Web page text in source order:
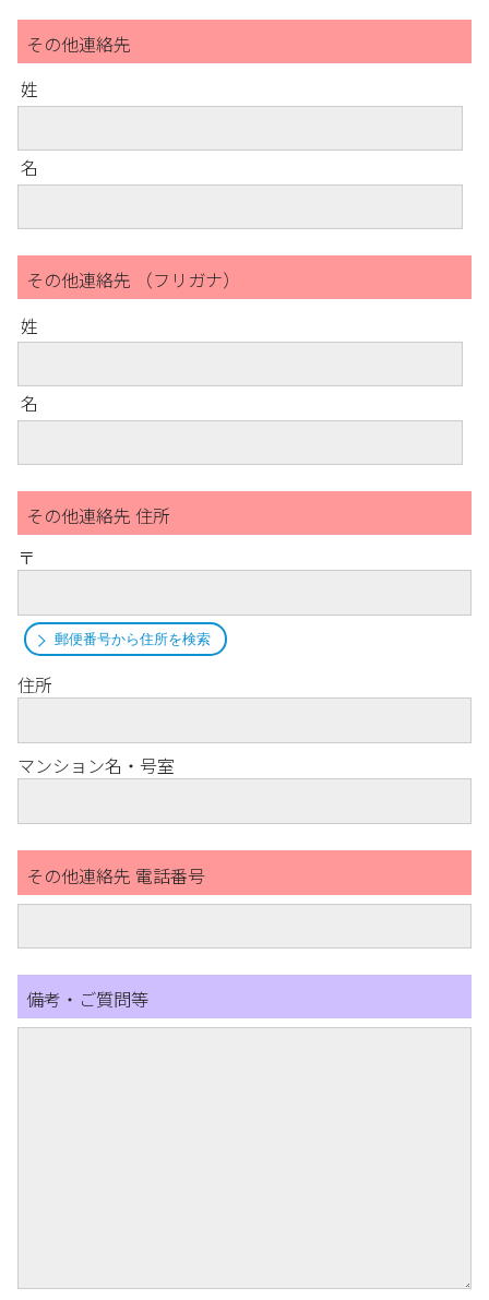
その他連絡先
姓
名
その他連絡先 （フリガナ）
姓
名
その他連絡先 住所
〒
郵便番号から住所を検索
住所
マンション名・号室
その他連絡先 電話番号
備考・ご質問等